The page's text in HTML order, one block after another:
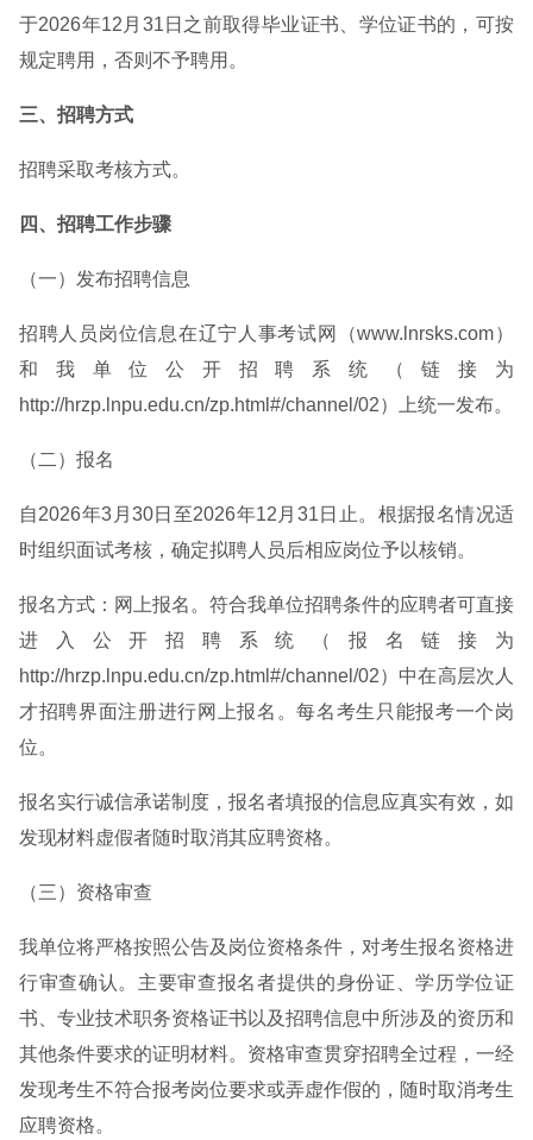
于2026年12月31日之前取得毕业证书、学位证书的，可按
规定聘用，否则不予聘用。
三、招聘方式
招聘采取考核方式。
四、招聘工作步骤
（一）发布招聘信息
招聘人员岗位信息在辽宁人事考试网（www.lnrsks.com）
和我单位公开招聘系统（链接为
http://hrzp.lnpu.edu.cn/zp.html#/channel/02）上统一发布。
（二）报名
自2026年3月30日至2026年12月31日止。根据报名情况适
时组织面试考核，确定拟聘人员后相应岗位予以核销。
报名方式：网上报名。符合我单位招聘条件的应聘者可直接
进入公开招聘系统（报名链接为
http://hrzp.lnpu.edu.cn/zp.html#/channel/02）中在高层次人
才招聘界面注册进行网上报名。每名考生只能报考一个岗
位。
报名实行诚信承诺制度，报名者填报的信息应真实有效，如
发现材料虚假者随时取消其应聘资格。
（三）资格审查
我单位将严格按照公告及岗位资格条件，对考生报名资格进
行审查确认。主要审查报名者提供的身份证、学历学位证
书、专业技术职务资格证书以及招聘信息中所涉及的资历和
其他条件要求的证明材料。资格审查贯穿招聘全过程，一经
发现考生不符合报考岗位要求或弄虚作假的，随时取消考生
应聘资格。